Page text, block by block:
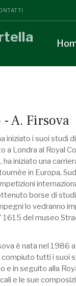
A. Firsova
iniziato i suoi studi
a Londra al Royal
iniziato una
in Europa,
borse di
lo vedranno
del museo
è nata nel 1986
tutti i suoi
e in seguito alla
e le sue